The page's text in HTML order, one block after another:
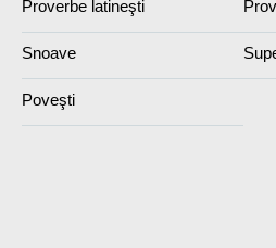
Proverbe latineşti
Snoave
Poveşti